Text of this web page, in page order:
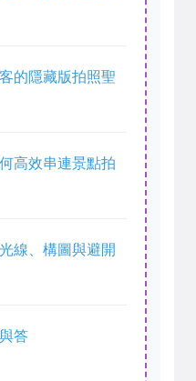
的隱藏版拍照聖
高效串連景點拍
線、構圖與避開
答